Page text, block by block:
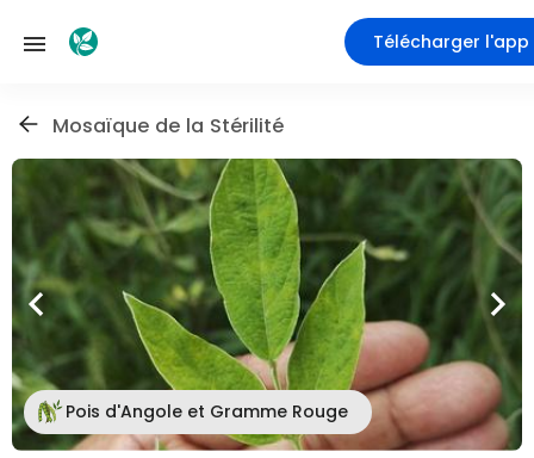
Télécharger l'app
Mosaïque de la Stérilité
Pois d'Angole et Gramme Rouge